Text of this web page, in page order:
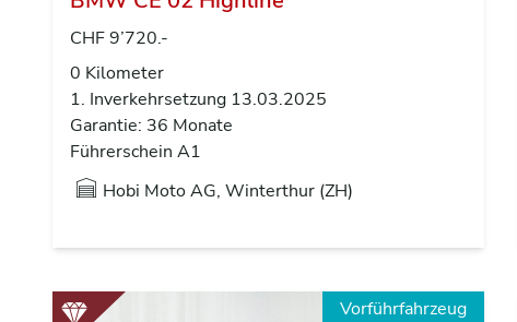
CHF 9’720.-
0 Kilometer
1. Inverkehrsetzung 13.03.2025
Garantie: 36 Monate
Führerschein A1
Hobi Moto AG, Winterthur (ZH)
Vorführfahrzeug